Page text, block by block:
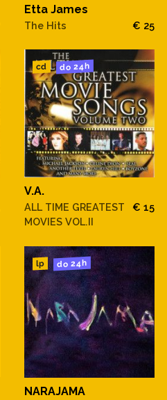
Etta James
The Hits € 25
cd do 24h
V.A.
ALL TIME GREATEST
MOVIES VOL.II
€ 15
lp do 24h
NARAJAMA